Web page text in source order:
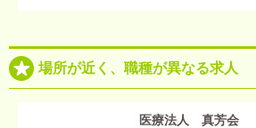
場所が近く、職種が異なる求人
医療法人 真芳会